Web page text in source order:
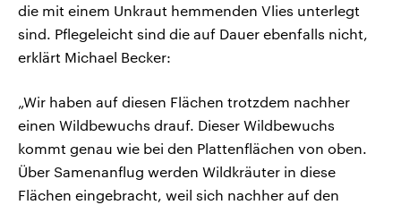
die mit einem Unkraut hemmenden Vlies unterlegt
sind. Pflegeleicht sind die auf Dauer ebenfalls nicht,
erklärt Michael Becker:
„Wir haben auf diesen Flächen trotzdem nachher
einen Wildbewuchs drauf. Dieser Wildbewuchs
kommt genau wie bei den Plattenflächen von oben.
Über Samenanflug werden Wildkräuter in diese
Flächen eingebracht, weil sich nachher auf den